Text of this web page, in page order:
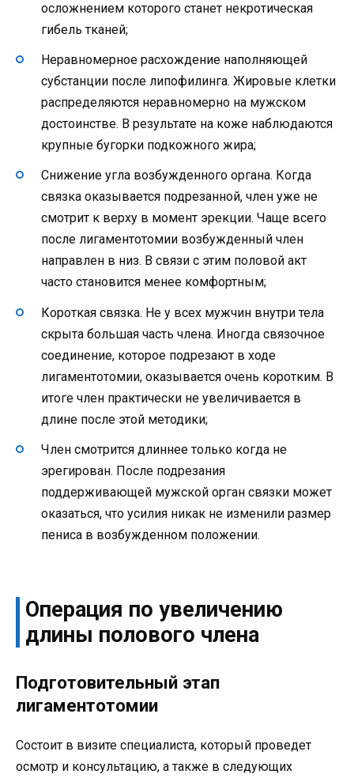
осложнением которого станет некротическая
гибель тканей;
Неравномерное расхождение наполняющей
субстанции после липофилинга. Жировые клетки
распределяются неравномерно на мужском
достоинстве. В результате на коже наблюдаются
крупные бугорки подкожного жира;
Снижение угла возбужденного органа. Когда
связка оказывается подрезанной, член уже не
смотрит к верху в момент эрекции. Чаще всего
после лигаментотомии возбужденный член
направлен в низ. В связи с этим половой акт
часто становится менее комфортным;
Короткая связка. Не у всех мужчин внутри тела
скрыта большая часть члена. Иногда связочное
соединение, которое подрезают в ходе
лигаментотомии, оказывается очень коротким. В
итоге член практически не увеличивается в
длине после этой методики;
Член смотрится длиннее только когда не
эрегирован. После подрезания
поддерживающей мужской орган связки может
оказаться, что усилия никак не изменили размер
пениса в возбужденном положении.
Операция по увеличению
длины полового члена
Подготовительный этап
лигаментотомии
Состоит в визите специалиста, который проведет
осмотр и консультацию, а также в следующих